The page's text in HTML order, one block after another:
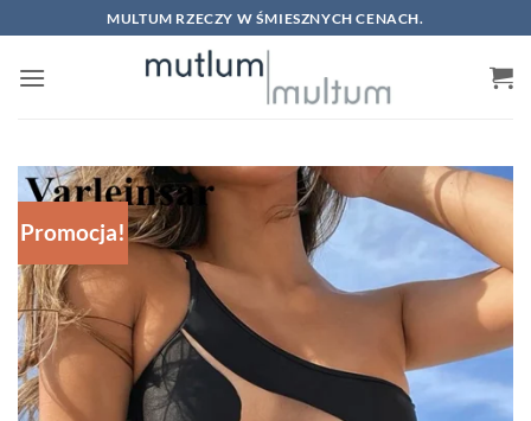
to
content
MULTUM RZECZY W ŚMIESZNYCH CENACH.
Promocja!